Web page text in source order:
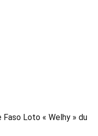
Loto « Welhy » du